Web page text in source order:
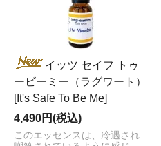
イッツ セイフ トゥ
ービーミー（ラグワート）
[It's Safe To Be Me]
4,490円(税込)
このエッセンスは、冷遇され